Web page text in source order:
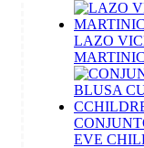
LAZO
EVE